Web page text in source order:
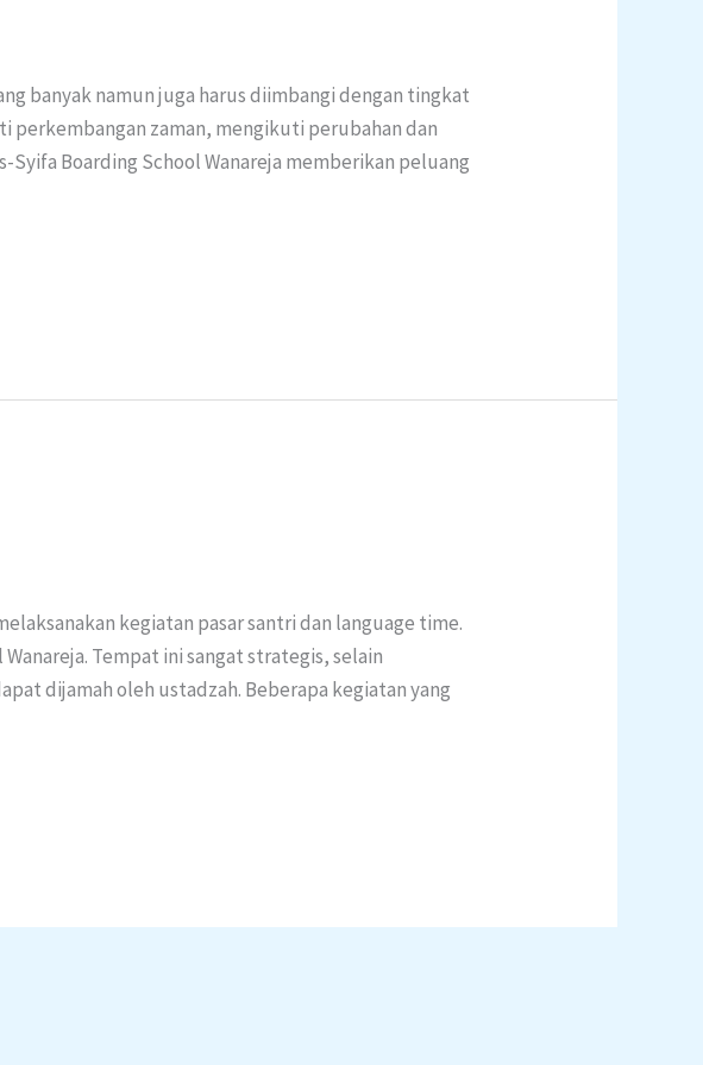
banyak namun juga harus diimbangi dengan tingkat
perkembangan zaman, mengikuti perubahan dan
Syifa Boarding School Wanareja memberikan peluang
kegiatan pasar santri dan language time.
Tempat ini sangat strategis, selain
dijamah oleh ustadzah. Beberapa kegiatan yang